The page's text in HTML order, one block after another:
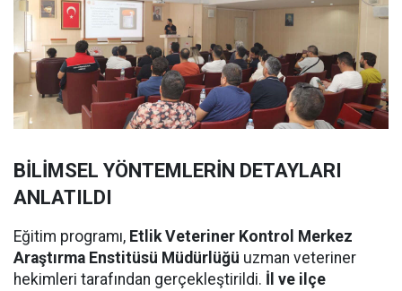
BİLİMSEL YÖNTEMLERİN DETAYLARI
ANLATILDI
Eğitim programı, Etlik Veteriner Kontrol Merkez
Araştırma Enstitüsü Müdürlüğü uzman veteriner
hekimleri tarafından gerçekleştirildi. İl ve ilçe